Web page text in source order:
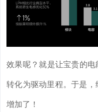
效果呢？就是让宝贵的
转化为驱动里程。于是
增加了！